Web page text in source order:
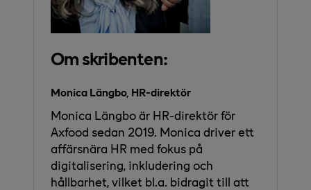
Om skribenten:
Monica Längbo, HR-direktör
Monica Längbo är HR-direktör för
Axfood sedan 2019. Monica driver ett
affärsnära HR med fokus på
digitalisering, inkludering och
hållbarhet, vilket bl.a. bidragit till att